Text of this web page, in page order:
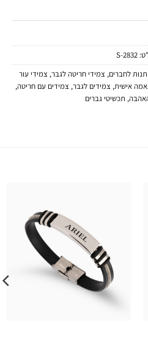
2832-S
לחברים, צמידי חריטה לגבר, צמידי עור
אישית, צמידים לגבר, צמידים עם חריטה,
, תכשיטי גברים